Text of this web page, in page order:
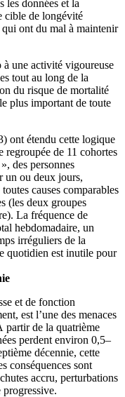
les données et la
de longévité
ont du mal à maintenir
à une activité vigoureuse
tout au long de la
du risque de mortalité
plus important de toute
ont étendu cette logique
regroupée de 11 cohortes
des personnes
un ou deux jours,
causes comparables
(les deux groupes
La fréquence de
hebdomadaire, un
irréguliers de la
quotidien est inutile pour
et de fonction
est l’une des menaces
partir de la quatrième
perdent environ 0,5–
décennie, cette
conséquences sont
accru, perturbations